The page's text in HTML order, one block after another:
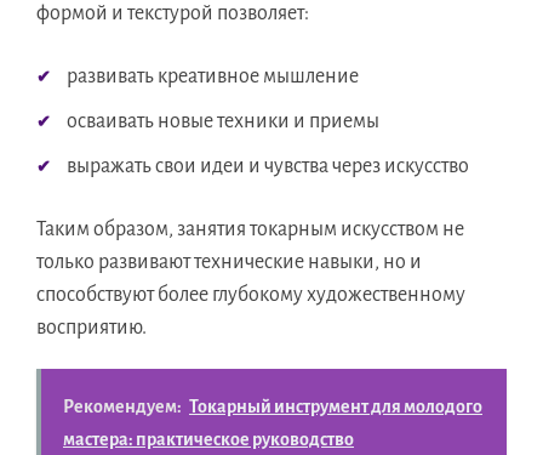
формой и текстурой позволяет:
развивать креативное мышление
осваивать новые техники и приемы
выражать свои идеи и чувства через искусство
Таким образом, занятия токарным искусством не
только развивают технические навыки, но и
способствуют более глубокому художественному
восприятию.
Рекомендуем: Токарный инструмент для молодого
мастера: практическое руководство